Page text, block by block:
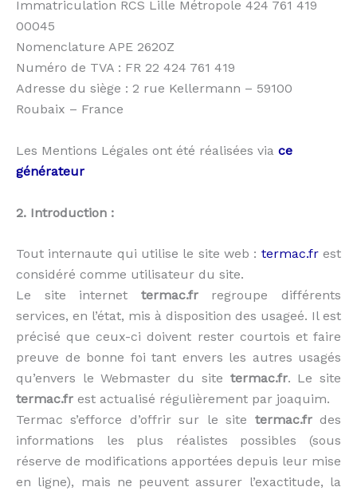
Immatriculation RCS Lille Métropole 424 761 419
00045
Nomenclature APE 2620Z
Numéro de TVA : FR 22 424 761 419
Adresse du siège : 2 rue Kellermann – 59100
Roubaix – France
Les Mentions Légales ont été réalisées via ce
générateur
2. Introduction :
Tout internaute qui utilise le site web : termac.frest
considéré comme utilisateur du site.
Le site internet termac.frregroupe différents
services, en l’état, mis à disposition des usageé. Il est
précisé que ceux-ci doivent rester courtois et faire
preuve de bonne foi tant envers les autres usagés
qu’envers le Webmaster du site termac.fr. Le site
termac.fr est actualisé régulièrement par joaquim.
Termac s’efforce d’offrir sur le site termac.frdes
informations les plus réalistes possibles (sous
réserve de modifications apportées depuis leur mise
en ligne), mais ne peuvent assurer l’exactitude, la